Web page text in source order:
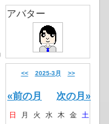
アバター
<< 2025-3月 >>
«前の月 次の月»
日 月 火 水 木 金 土